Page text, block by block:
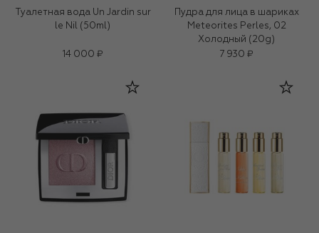
Туалетная вода Un Jardin sur
le Nil (50ml)
14 000 ₽
Пудра для лица в шариках
Meteorites Perles, 02
Холодный (20g)
7 930 ₽